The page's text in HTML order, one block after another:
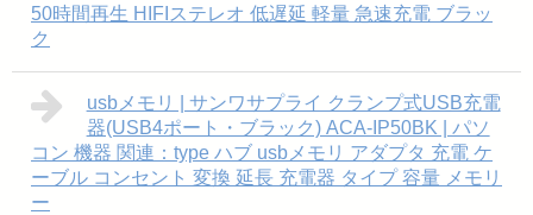
50時間再生 HIFIステレオ 低遅延 軽量 急速充電 ブラッ
ク
usbメモリ | サンワサプライ クランプ式USB充電
器(USB4ポート・ブラック) ACA-IP50BK | パソ
コン 機器 関連：type ハブ usbメモリ アダプタ 充電 ケ
ーブル コンセント 変換 延長 充電器 タイプ 容量 メモリ
ー